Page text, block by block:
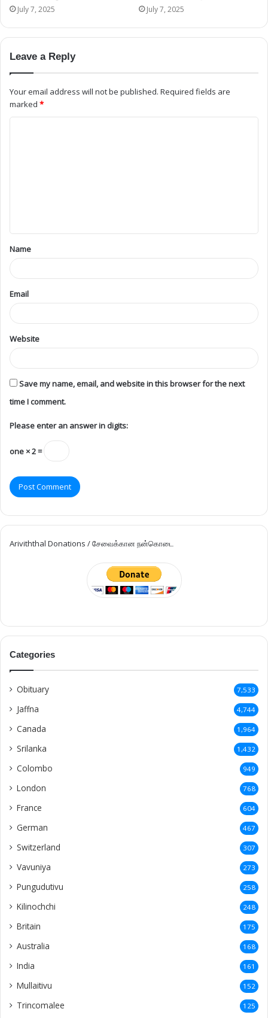
July 7, 2025 July 7, 2025
Leave a Reply
Your email address will not be published. Required fields are
marked *
Name
Email
Website
Save my name, email, and website in this browser for the next
time I comment.
Please enter an answer in digits:
one × 2 =
Ariviththal Donations / சேவைக்கான நன்கொடை
Categories
Obituary 7,533
Jaffna 4,744
Canada 1,964
Srilanka 1,432
Colombo 949
London 768
France 604
German 467
Switzerland 307
Vavuniya 273
Pungudutivu 258
Kilinochchi 248
Britain 175
Australia 168
India 161
Mullaitivu 152
Trincomalee 125